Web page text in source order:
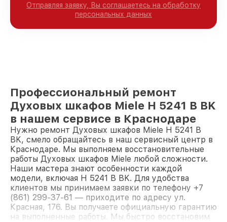
Отправляя заявку, Вы соглашаетесь на обработку
персональных данных
Профессиональный ремонт
Духовых шкафов Miele H 5241 B BK
в нашем сервисе в Краснодаре
Нужно ремонт Духовых шкафов Miele H 5241 B
BK, смело обращайтесь в наш сервисный центр в
Краснодаре. Мы выполняем восстановительные
работы Духовых шкафов Miele любой сложности.
Наши мастера знают особенности каждой
модели, включая H 5241 B BK. Для удобства
клиентов мы принимаем заявки по телефону +7
(861) 299-37-61 — приходите по адресу ул.
Красная, 176. Вы получаете официальную гарантию
на выполненные работы. Мы быстро восстановим